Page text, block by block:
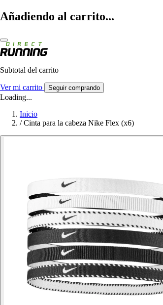
Añadiendo al carrito...
Subtotal del carrito
Ver mi carrito Seguir comprando
Loading...
Inicio
/ Cinta para la cabeza Nike Flex (x6)